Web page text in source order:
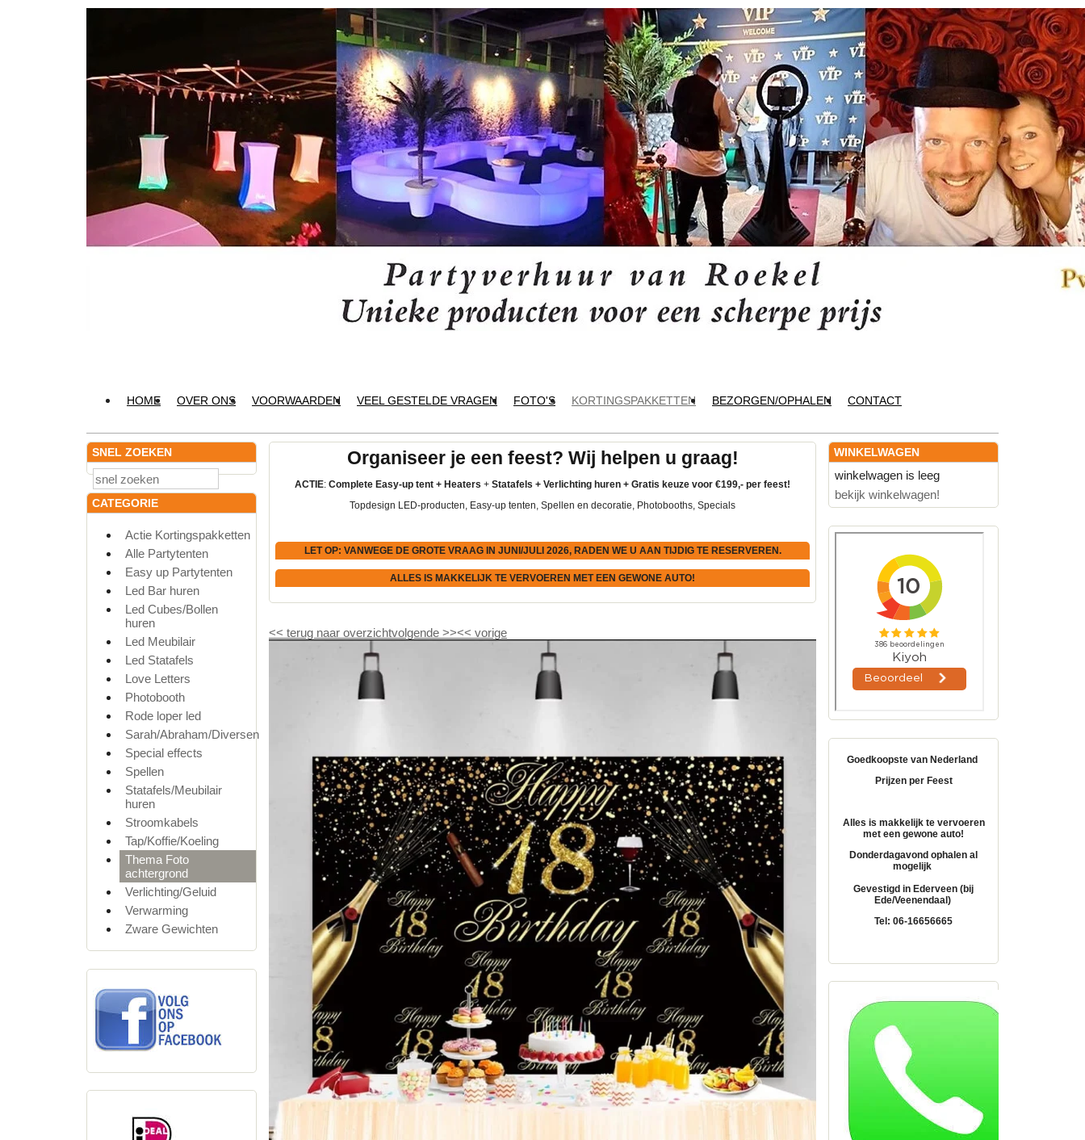
HOME OVER ONS VOORWAARDEN VEEL GESTELDE VRAGEN FOTO'S KORTINGSPAKKETTEN BEZORGEN/OPHALEN CONTACT
SNEL ZOEKEN
CATEGORIE
Actie Kortingspakketten
Alle Partytenten
Easy up Partytenten
Led Bar huren
Led Cubes/Bollen
huren
Led Meubilair
Led Statafels
Love Letters
Photobooth
Rode loper led
Sarah/Abraham/Diversen
Special effects
Spellen
Statafels/Meubilair
huren
Stroomkabels
Tap/Koffie/Koeling
Thema Foto
achtergrond
Verlichting/Geluid
Verwarming
Zware Gewichten
Organiseer je een feest? Wij helpen u graag!
ACTIE: Complete Easy-up tent + Heaters + Statafels + Verlichting huren + Gratis keuze voor €199,- per feest!
Topdesign LED-producten, Easy-up tenten, Spellen en decoratie, Photobooths, Specials
LET OP: VANWEGE DE GROTE VRAAG IN JUNI/JULI 2026, RADEN WE U AAN TIJDIGTE RESERVEREN.
ALLES IS MAKKELIJK TE VERVOEREN MET EEN GEWONE AUTO!
<< terug naar overzichtvolgende >><< vorige
WINKELWAGEN
winkelwagen is leeg
bekijk winkelwagen!
Goedkoopste van Nederland
Prijzen per Feest
Alles is makkelijk te vervoeren
met een gewone auto!
Donderdagavond ophalen al
mogelijk
Gevestigd in Ederveen (bij
Ede/Veenendaal)
Tel: 06-16656665